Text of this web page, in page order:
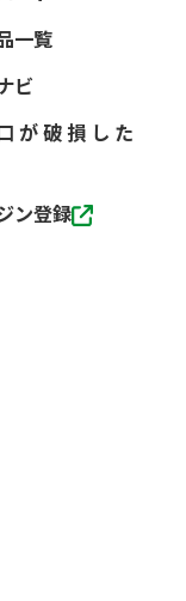
一覧
ビ
が破損した
ン登録